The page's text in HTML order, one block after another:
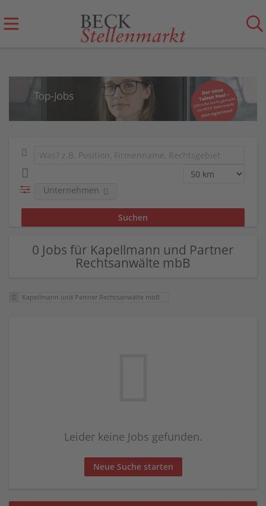
Unternehmen
0 Jobs für Kapellmann und Partner
Rechtsanwälte mbB
Kapellmann und Partner Rechtsanwälte mbB
Leider keine Jobs gefunden.
Neue Suche starten